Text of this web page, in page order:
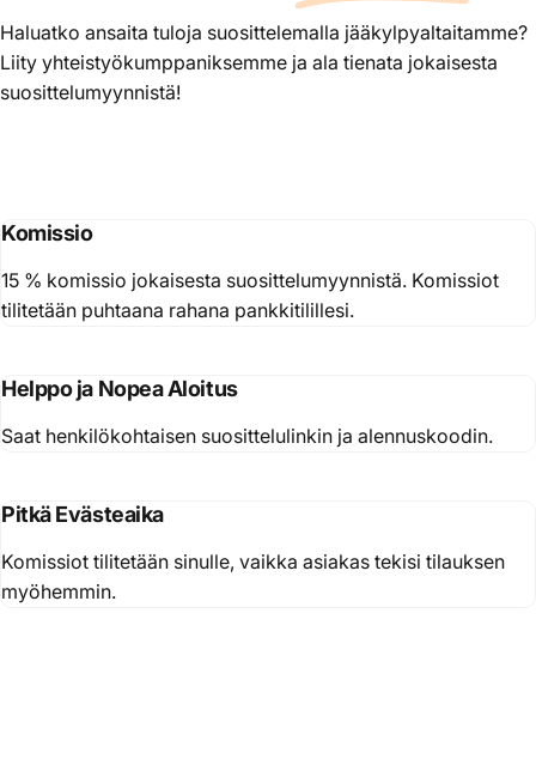
Haluatko ansaita tuloja suosittelemalla jääkylpyaltaitamme?
Liity yhteistyökumppaniksemme ja ala tienata jokaisesta
suosittelumyynnistä!
Komissio
15 % komissio jokaisesta suosittelumyynnistä. Komissiot
tilitetään puhtaana rahana pankkitilillesi.
Helppo ja Nopea Aloitus
Saat henkilökohtaisen suosittelulinkin ja alennuskoodin.
Pitkä Evästeaika
Komissiot tilitetään sinulle, vaikka asiakas tekisi tilauksen
myöhemmin.